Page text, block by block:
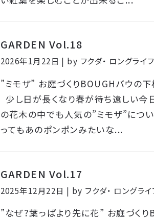
GARDEN Vol.18
2026年1月22日 | by フクダ・ ロングライ
”ミモザ” お庭づくりBOUGHバウの下
少し日が長くなり春が待ち遠しい今
の花木の中でも人気の”ミモザ”につ
ってもあのポンポンみたいな...
GARDEN Vol.17
2025年12月22日 | by フクダ・ ロングライ
”なぜ?葉っぱより先に花” お庭づく